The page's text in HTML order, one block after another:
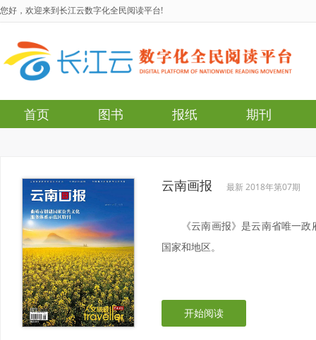
您好，欢迎来到长江云数字化全民阅读平台!
首页 图书 报纸 期刊
云南画报 最新 2018年第07期
《云南画报》是云南省唯一
国家和地区。
开始阅读